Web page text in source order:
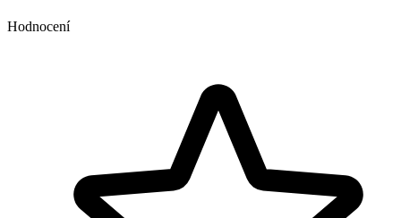
Hodnocení